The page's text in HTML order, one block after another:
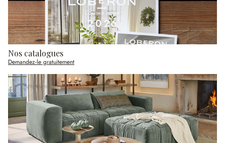
Nos catalogues
Demandez-le gratuitement